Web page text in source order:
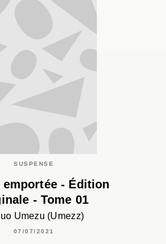
SUSPENSE
emportée - Édition
- Tome 01
Umezu (Umezz)
07/07/2021